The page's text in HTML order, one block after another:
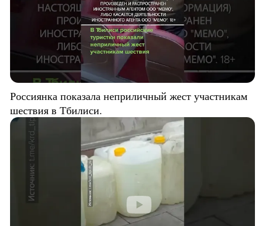
Россиянка показала неприличный жест участникам
шествия в Тбилиси.